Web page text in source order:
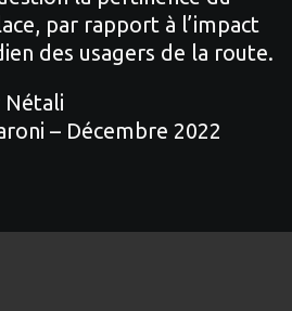
par rapport à l’impact
des usagers de la route.
Nétali
– Décembre 2022